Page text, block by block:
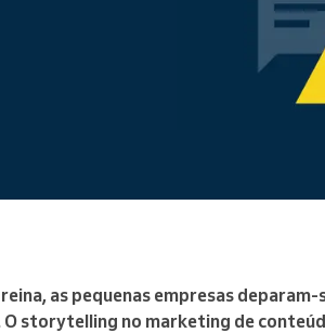
as pequenas empresas
O storytelling no marketing de